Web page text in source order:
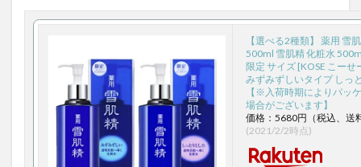
【選べる2種類】 薬用 雪
500ml 雪肌精 化粧水
限定 サイズ [KOSE こーせ
みずみずしいタイプ しっ
【※入荷時期によりパッ
場合がございます】
価格：5680円（税込、送
(2021/2/2時点)